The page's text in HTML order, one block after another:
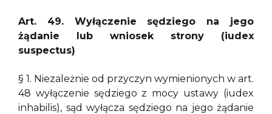
Art. 49. Wyłączenie sędziego na jego
żądanie lub wniosek strony (iudex
suspectus)
§ 1. Niezależnie od przyczyn wymienionych w art.
48 wyłączenie sędziego z mocy ustawy (iudex
inhabilis), sąd wyłącza sędziego na jego żądanie